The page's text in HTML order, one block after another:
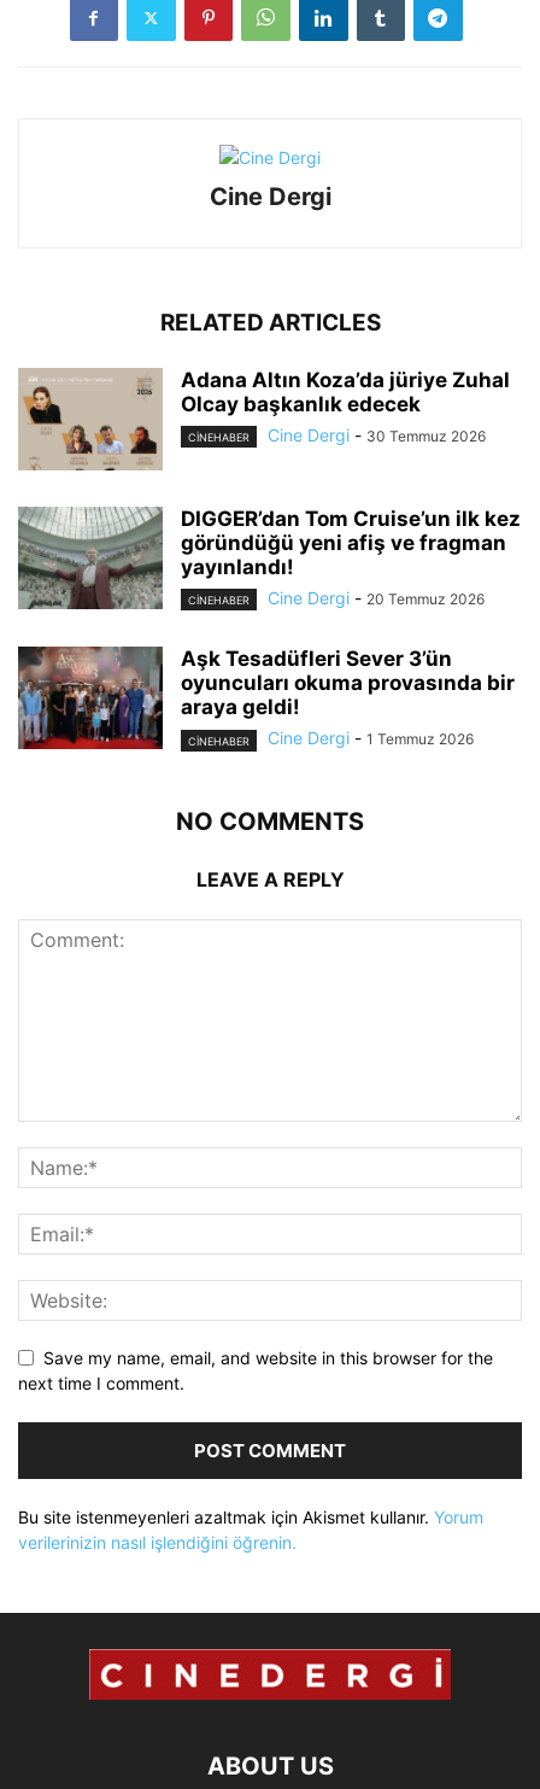
Cine Dergi
RELATED ARTICLES
Adana Altın Koza’da jüriye Zuhal
Olcay başkanlık edecek
CINEHABER Cine Dergi - 30 Temmuz 2026
DIGGER’dan Tom Cruise’un ilk kez
göründüğü yeni afiş ve fragman
yayınlandı!
CINEHABER Cine Dergi - 20 Temmuz 2026
Aşk Tesadüfleri Sever 3’ün
oyuncuları okuma provasında bir
araya geldi!
CINEHABER Cine Dergi - 1 Temmuz 2026
NO COMMENTS
LEAVE A REPLY
Save my name, email, and website in this browser for the
next time I comment.
Bu site istenmeyenleri azaltmak için Akismet kullanır. Yorum
verilerinizin nasıl işlendiğini öğrenin.
ABOUT US